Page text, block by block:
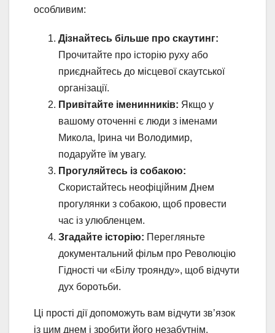
особливим:
Дізнайтесь більше про скаутинг:
Прочитайте про історію руху або
приєднайтесь до місцевої скаутської
організації.
Привітайте іменинників: Якщо у
вашому оточенні є люди з іменами
Микола, Ірина чи Володимир,
подаруйте їм увагу.
Прогуляйтесь із собакою:
Скористайтесь неофіційним Днем
прогулянки з собакою, щоб провести
час із улюбленцем.
Згадайте історію: Перегляньте
документальний фільм про Революцію
Гідності чи «Білу троянду», щоб відчути
дух боротьби.
Ці прості дії допоможуть вам відчути зв’язок
із цим днем і зробити його незабутнім.